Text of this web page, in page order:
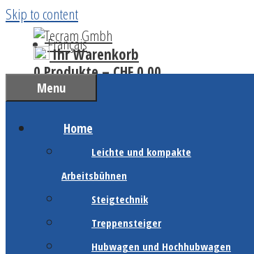
Skip to content
Français
Ihr Warenkorb
0 Produkte –CHF0.00
Menu
Home
Leichte und kompakte
Arbeitsbühnen
Steigtechnik
Treppensteiger
Hubwagen und Hochhubwagen